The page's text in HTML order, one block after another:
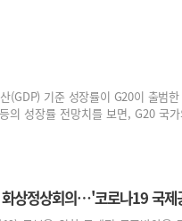
기준 성장률이 G20이 출범
의 성장률 전망치를 보면, G20 국
상정상회의…'코로나19 국제